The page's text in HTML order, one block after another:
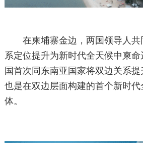
在柬埔寨金边，两国领导人共
系定位提升为新时代全天候中柬
国首次同东南亚国家将双边关系提
也是在双边层面构建的首个新时代
体。